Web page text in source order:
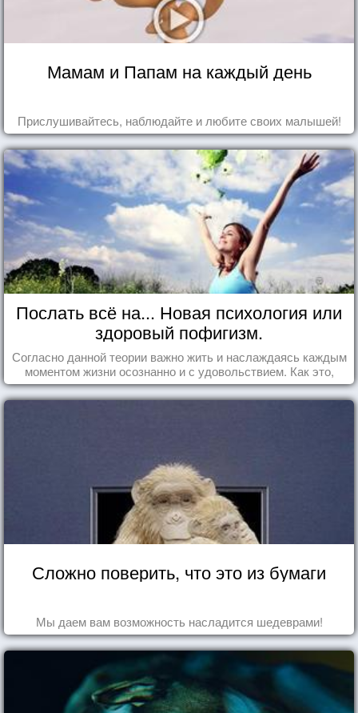
Мамам и Папам на каждый день
Прислушивайтесь, наблюдайте и любите своих малышей!
Послать всё на... Новая психология или
здоровый пофигизм.
Согласно данной теории важно жить и наслаждаясь каждым
моментом жизни осознанно и с удовольствием. Как это,
попробуем разобраться на реальных примерах.
Сложно поверить, что это из бумаги
Мы даем вам возможность насладится шедеврами!